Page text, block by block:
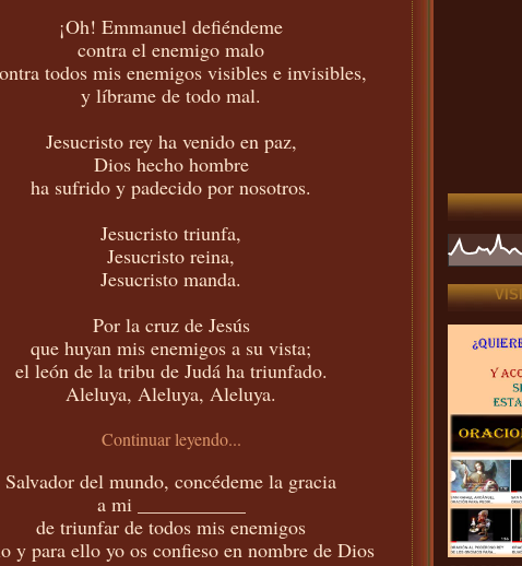
¡Oh! Emmanuel defiéndeme
contra el enemigo malo
todos mis enemigos visibles e invisibles,
y líbrame de todo mal.
Jesucristo rey ha venido en paz,
Dios hecho hombre
ha sufrido y padecido por nosotros.
Jesucristo triunfa,
Jesucristo reina,
Jesucristo manda.
Por la cruz de Jesús
que huyan mis enemigos a su vista;
el león de la tribu de Judá ha triunfado.
Aleluya, Aleluya, Aleluya.
Continuar leyendo...
Salvador del mundo, concédeme la gracia
a mi ___________
de triunfar de todos mis enemigos
y para ello yo os confieso en nombre de Dios